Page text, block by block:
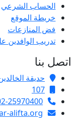
الحساب الشرعي
خريطة الموقع
فض المنازعات
تدريب الوافدين
اتصل بنا
حديقة
107
25970400
alifta.org